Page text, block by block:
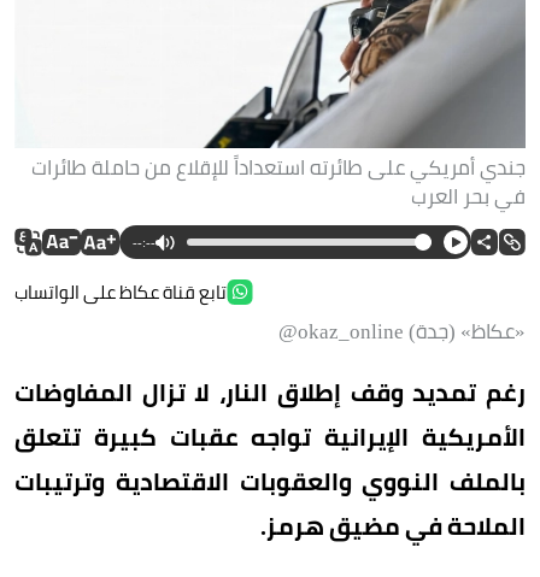
جندي أمريكي على طائرته استعداداً للإقلاع من حاملة طائرات
في بحر العرب
--:--
تابع قناة عكاظ على الواتساب
«عكاظ» (جدة) okaz_online@
رغم تمديد وقف إطلاق النار، لا تزال المفاوضات
الأمريكية الإيرانية تواجه عقبات كبيرة تتعلق
بالملف النووي والعقوبات الاقتصادية وترتيبات
الملاحة في مضيق هرمز.